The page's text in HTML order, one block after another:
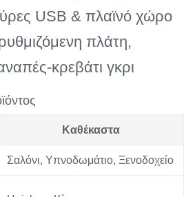
USB & πλαϊνό χώρο
πλάτη,
κρεβάτι γκρι
Καθέκαστα
Σαλόνι, Υπνοδωμάτιο, Ξενοδοχείο